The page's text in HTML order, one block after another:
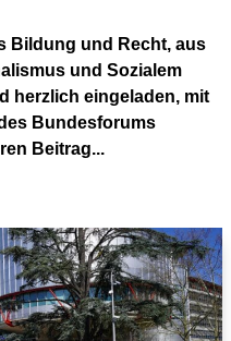
Bildung und Recht, aus
und Sozialem
herzlich eingeladen, mit
Bundesforums
Beitrag...